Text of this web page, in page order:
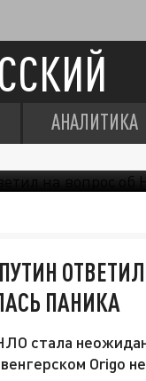
АНАЛИТИКА
ПАНИКА
стала
Origo